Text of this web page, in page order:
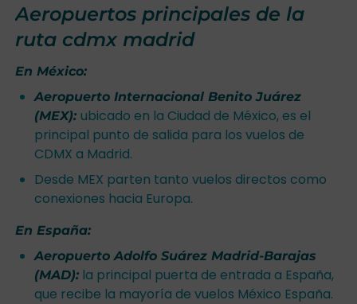
Aeropuertos principales de la
ruta cdmx madrid
En México:
Aeropuerto Internacional Benito Juárez
(MEX): ubicado en la Ciudad de México, es el
principal punto de salida para los vuelos de
CDMX a Madrid.
Desde MEX parten tanto vuelos directos como
conexiones hacia Europa.
En España:
Aeropuerto Adolfo Suárez Madrid-Barajas
(MAD):la principal puerta de entrada a España,
que recibe la mayoría de vuelos México España.